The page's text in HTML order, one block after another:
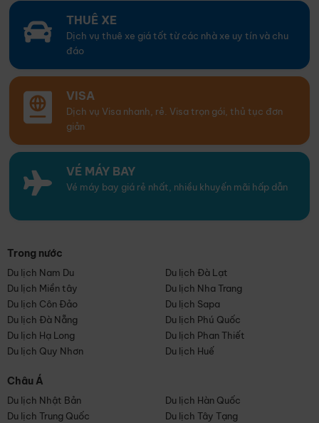
THUÊ XE
Dịch vụ thuê xe giá tốt từ các nhà xe uy tín và chu
đáo
VISA
Dịch vụ Visa nhanh, rẻ. Visa trọn gói, thủ tục đơn
giản
VÉ MÁY BAY
Vé máy bay giá rẻ nhất, nhiều khuyến mãi hấp dẫn
Trong nước
Du lịch Nam Du
Du lịch Đà Lạt
Du lịch Miền tây
Du lịch Nha Trang
Du lịch Côn Đảo
Du lịch Sapa
Du lịch Đà Nẵng
Du lịch Phú Quốc
Du lịch Hạ Long
Du lịch Phan Thiết
Du lịch Quy Nhơn
Du lịch Huế
Châu Á
Du lịch Nhật Bản
Du lịch Hàn Quốc
Du lịch Trung Quốc
Du lịch Tây Tạng